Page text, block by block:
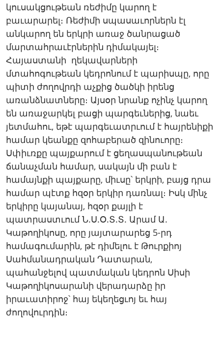
կուսակցութեան ռեժիմը կարող է
բաւարարել։ Ռեժիմի սպասաւորներն էլ
անկարող են երկրի առաջ ծանրացած
մարտահրաւէրներին դիմակայել։
Հայաստանի ղեկավարների
մտահոգութեան կեդրոնում է պարիսպը, որը
պիտի ժողովրդի աչքից ծածկի իրենց
առանձնատները։ Այսօր նրանք ոչինչ կարող
են առաջարկել բացի պարգեւներից, նաեւ
յետմահու, եթէ պարգեւատրւում է հայրենիքի
համար կեանքը զոհաբերած զինուորը։
Սփիւռքը պայքարում է ցեղասպանութեան
ճանաչման համար, սակայն մի բան է
համայնքի պայքարը, միւսը՝ երկրի, բայց դրա
համար պէտք հզօր երկիր դառնալ։ Իսկ մինչ
երկիրը կայանայ, հզօր քայլի է
պատրաստւում Ն.Ս.Օ.Տ.Տ. Արամ Ա.
Կաթողիկոսը, որը յայտարարեց 5-րդ
համագումարին, թէ դիմելու է Թուրքիոյ
Սահմանադրական Դատարան,
պահանջելով պատմական կեդրոն Սիսի
Կաթողիկոսարանի վերադարձը իր
իրաւատիրոջ՝ հայ եկեղեցւոյ եւ հայ
ժողովուրդին։